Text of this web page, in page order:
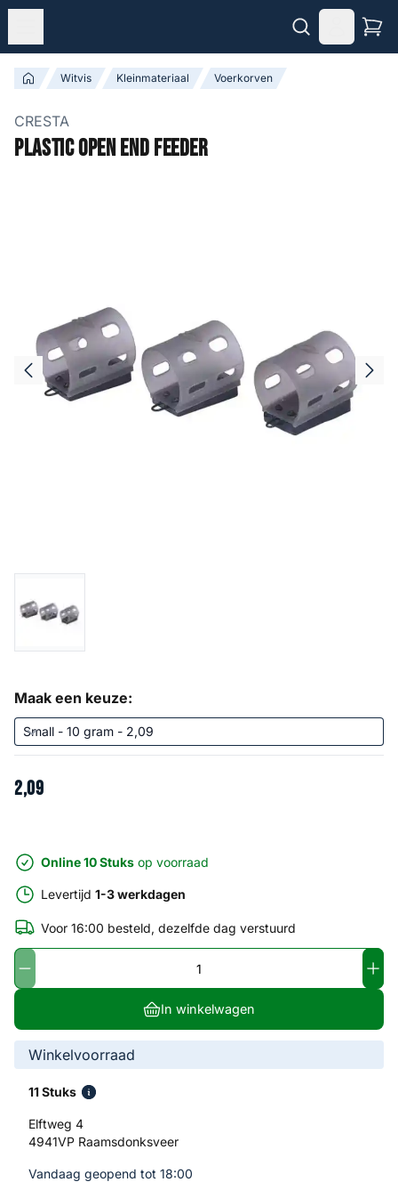
Witvis Kleinmateriaal Voerkorven
CRESTA
Plastic Open End Feeder
Maak een keuze:
2,09
Online 10 Stuks op voorraad
Levertijd 1-3 werkdagen
Voor 16:00 besteld, dezelfde dag verstuurd
In winkelwagen
Winkelvoorraad
11 Stuks
Elftweg 4
4941VP Raamsdonksveer
Vandaag geopend tot 18:00